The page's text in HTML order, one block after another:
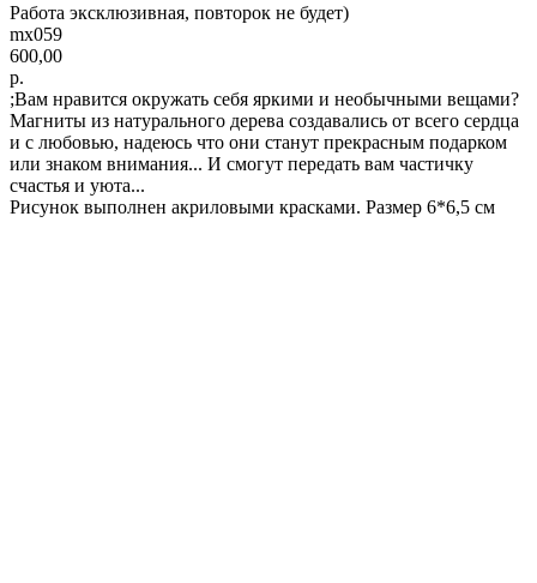
Работа эксклюзивная, повторок не будет)
mx059
600,00
р.
;Вам нравится окружать себя яркими и необычными вещами?
Магниты из натурального дерева создавались от всего сердца
и с любовью, надеюсь что они станут прекрасным подарком
или знаком внимания... И смогут передать вам частичку
счастья и уюта...
Рисунок выполнен акриловыми красками. Размер 6*6,5 см